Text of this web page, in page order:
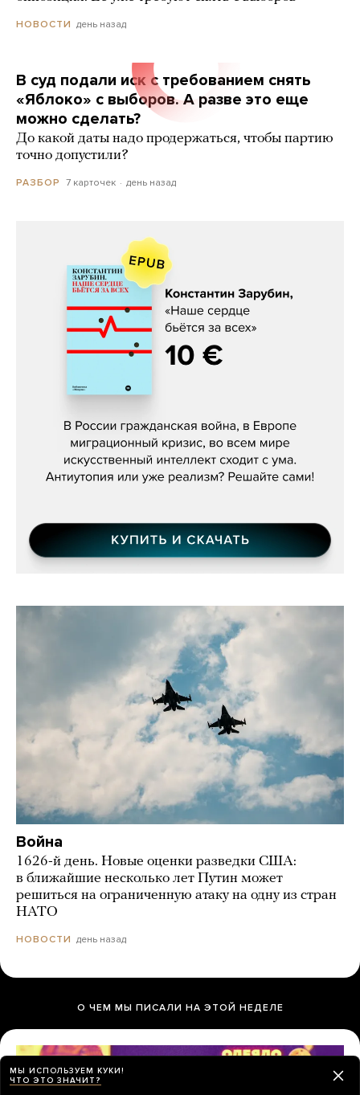
НОВОСТИ день назад
В суд подали иск с требованием снять
«Яблоко» с выборов. А разве это еще
можно сделать?
До какой даты надо продержаться, чтобы партию
точно допустили?
РАЗБОР 7 карточек день назад
Константин Зарубин, «Наше сердце
Война
1626-й день. Новые оценки разведки США:
в ближайшие несколько лет Путин может
решиться на ограниченную атаку на одну из стран
НАТО
НОВОСТИ день назад
О ЧЕМ МЫ ПИСАЛИ НА ЭТОЙ НЕДЕЛЕ
МЫ ИСПОЛЬЗУЕМ КУКИ!
ЧТО ЭТО ЗНАЧИТ?